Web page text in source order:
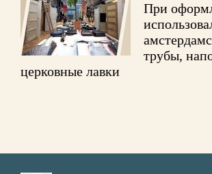
При
трубы,
церковные лавки